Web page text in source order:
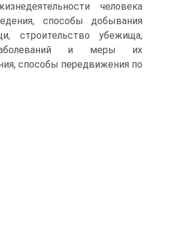
человека
способы добывания
строительство убежища,
и меры их
способы передвижения по